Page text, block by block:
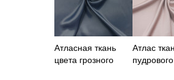
Атласная ткань
цвета грозного
Атлас